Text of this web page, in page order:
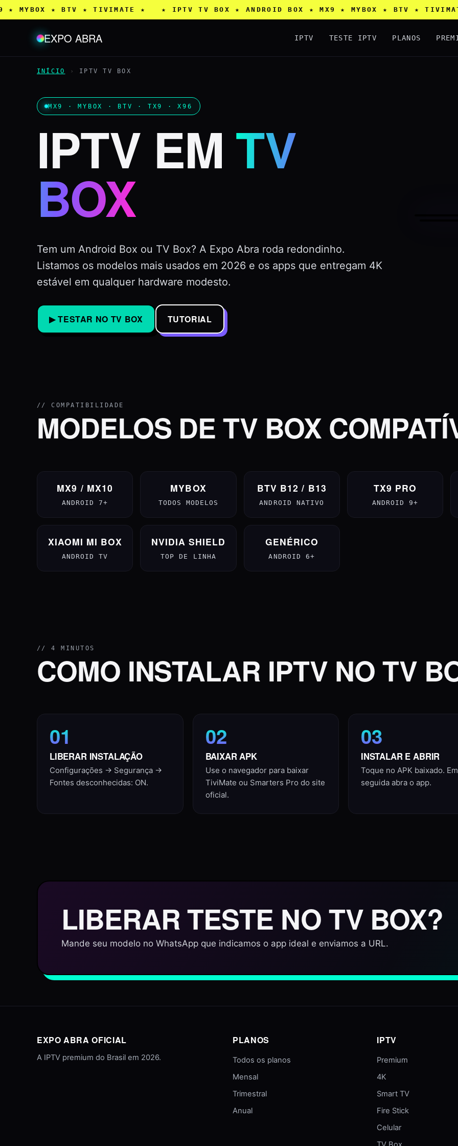
★ MYBOX ★ BTV ★ TIVIMATE ★ ★ IPTV TV BOX ★ ANDROID BOX ★ MX9 ★ MYBOX ★ BTV ★
EXPO ABRA IPTV TESTE IPTV PLANOS
INÍCIO › IPTV TV BOX
MX9 · MYBOX · BTV · TX9 · X96
IPTV EM TV
BOX
Tem um Android Box ou TV Box? A Expo Abra roda redondinho.
Listamos os modelos mais usados em 2026 e os apps que entregam 4K
estável em qualquer hardware modesto.
▶ TESTAR NO TV BOX TUTORIAL
// COMPATIBILIDADE
MODELOS DE TV BOX
MX9 / MX10
ANDROID 7+
MYBOX
TODOS MODELOS
BTV B12 / B13
ANDROID NATIVO
TX9 PRO
ANDROID 9+
XIAOMI MI BOX
ANDROID TV
NVIDIA SHIELD
TOP DE LINHA
GENÉRICO
ANDROID 6+
// 4 MINUTOS
COMO INSTALAR IPTV NO TV
01
LIBERAR INSTALAÇÃO
Configurações → Segurança →
Fontes desconhecidas: ON.
02
BAIXAR APK
Use o navegador para baixar
TiviMate ou Smarters Pro do site
oficial.
03
INSTALAR E ABRIR
Toque no APK baixado. Em
seguida abra o app.
LIBERAR TESTE NO TV BOX?
Mande seu modelo no WhatsApp que indicamos o app ideal e enviamos a URL.
EXPO ABRA OFICIAL
A IPTV premium do Brasil em 2026.
PLANOS
Todos os planos
Mensal
Trimestral
Anual
IPTV
Premium
4K
Smart TV
Fire Stick
Celular